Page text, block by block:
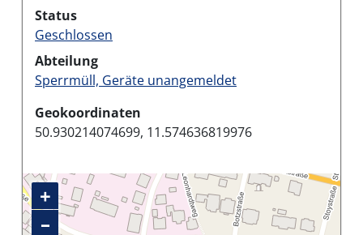
Status
Geschlossen
Abteilung
Sperrmüll, Geräte unangemeldet
Geokoordinaten
50.930214074699, 11.574636819976
+
–